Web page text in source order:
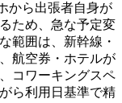
から出張者自身が
ため、急な予定変
範囲は、新幹線・
航空券・ホテルが
コワーキングスペ
ら利用日基準で精